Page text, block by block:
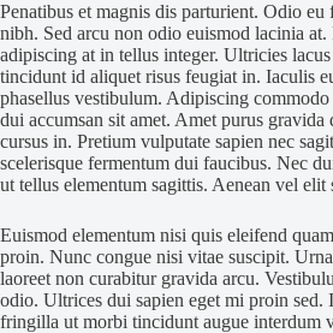
Penatibus et magnis dis parturient. Odio eu
nibh. Sed arcu non odio euismod lacinia at.
adipiscing at in tellus integer. Ultricies
tincidunt id aliquet risus feugiat in. Iaculis
phasellus vestibulum. Adipiscing
dui accumsan sit amet. Amet purus
cursus in. Pretium vulputate sapien nec
scelerisque fermentum dui faucibus. Nec
ut tellus elementum sagittis. Aenean vel elit
Euismod elementum nisi quis eleifend
proin. Nunc congue nisi vitae suscipit.
laoreet non curabitur gravida arcu.
odio. Ultrices dui sapien eget mi proin sed.
fringilla ut morbi tincidunt augue interdum